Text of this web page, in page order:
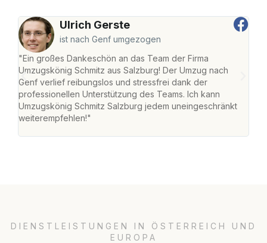
Ulrich Gerste
ist nach Genf umgezogen
"Ein großes Dankeschön an das Team der Firma
Umzugskönig Schmitz aus Salzburg! Der Umzug nach
Genf verlief reibungslos und stressfrei dank der
professionellen Unterstützung des Teams. Ich kann
Umzugskönig Schmitz Salzburg jedem uneingeschränkt
weiterempfehlen!"
DIENSTLEISTUNGEN IN ÖSTERREICH UND
EUROPA